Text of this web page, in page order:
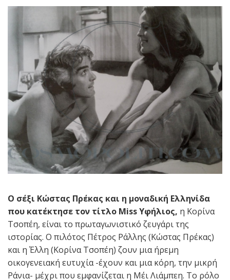
Ο σέξι Κώστας Πρέκας και η μοναδική Ελληνίδα
που κατέκτησε τον τίτλο Miss Υφήλιος, η Κορίνα
Τσοπέη, είναι το πρωταγωνιστικό ζευγάρι της
ιστορίας. Ο πιλότος Πέτρος Ράλλης (Κώστας Πρέκας)
και η Έλλη (Κορίνα Τσοπέη) ζουν μια ήρεμη
οικογενειακή ευτυχία -έχουν και μια κόρη, την μικρή
Ράνια- μέχρι που εμφανίζεται η Μέι Λιάμπεη. Το ρόλο